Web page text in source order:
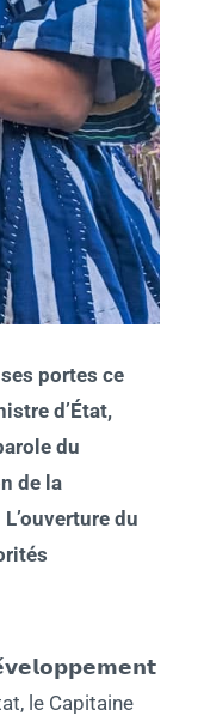
portes ce
d’État,
du
de la
du
le Capitaine